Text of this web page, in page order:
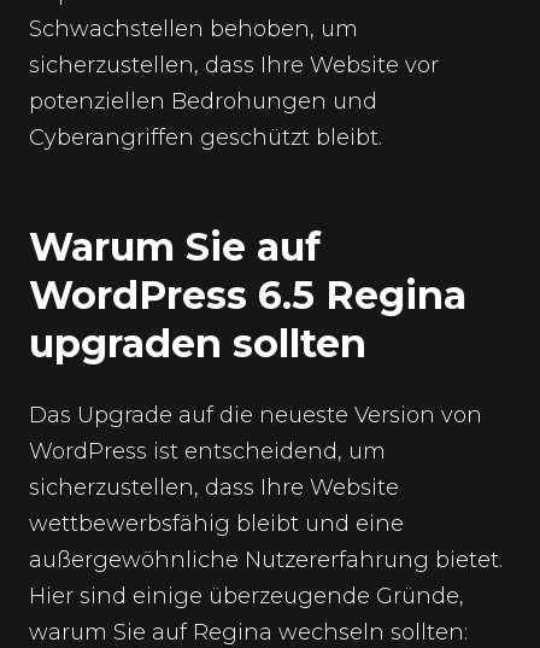
Schwachstellen behoben, um
sicherzustellen, dass Ihre Website vor
potenziellen Bedrohungen und
Cyberangriffen geschützt bleibt.
Warum Sie auf
WordPress 6.5 Regina
upgraden sollten
Das Upgrade auf die neueste Version von
WordPress ist entscheidend, um
sicherzustellen, dass Ihre Website
wettbewerbsfähig bleibt und eine
außergewöhnliche Nutzererfahrung bietet.
Hier sind einige überzeugende Gründe,
warum Sie auf Regina wechseln sollten: